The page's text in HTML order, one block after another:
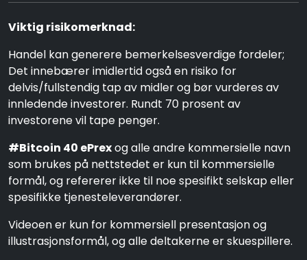
Viktig risikomerknad:
Handel kan generere bemerkelsesverdige fordeler;
Det innebærer imidlertid også en risiko for
delvis/fullstendig tap av midler og bør vurderes av
innledende investorer. Rundt 70 prosent av
investorene vil tape penger.
#Bitcoin 40 ePrexog alle andre kommersielle navn
som brukes på nettstedet er kun til kommersielle
formål, og refererer ikke til noe spesifikt selskap eller
spesifikke tjenesteleverandører.
Videoen er kun for kommersiell presentasjon og
illustrasjonsformål, og alle deltakerne er skuespillere.